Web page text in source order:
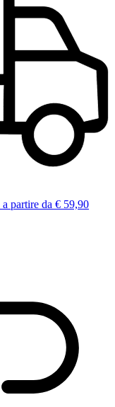
a partire da € 59,90